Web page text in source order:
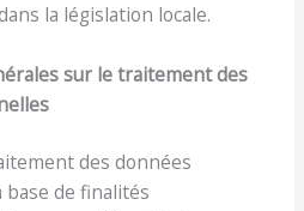
la législation locale.
sur le traitement des
des données
de finalités